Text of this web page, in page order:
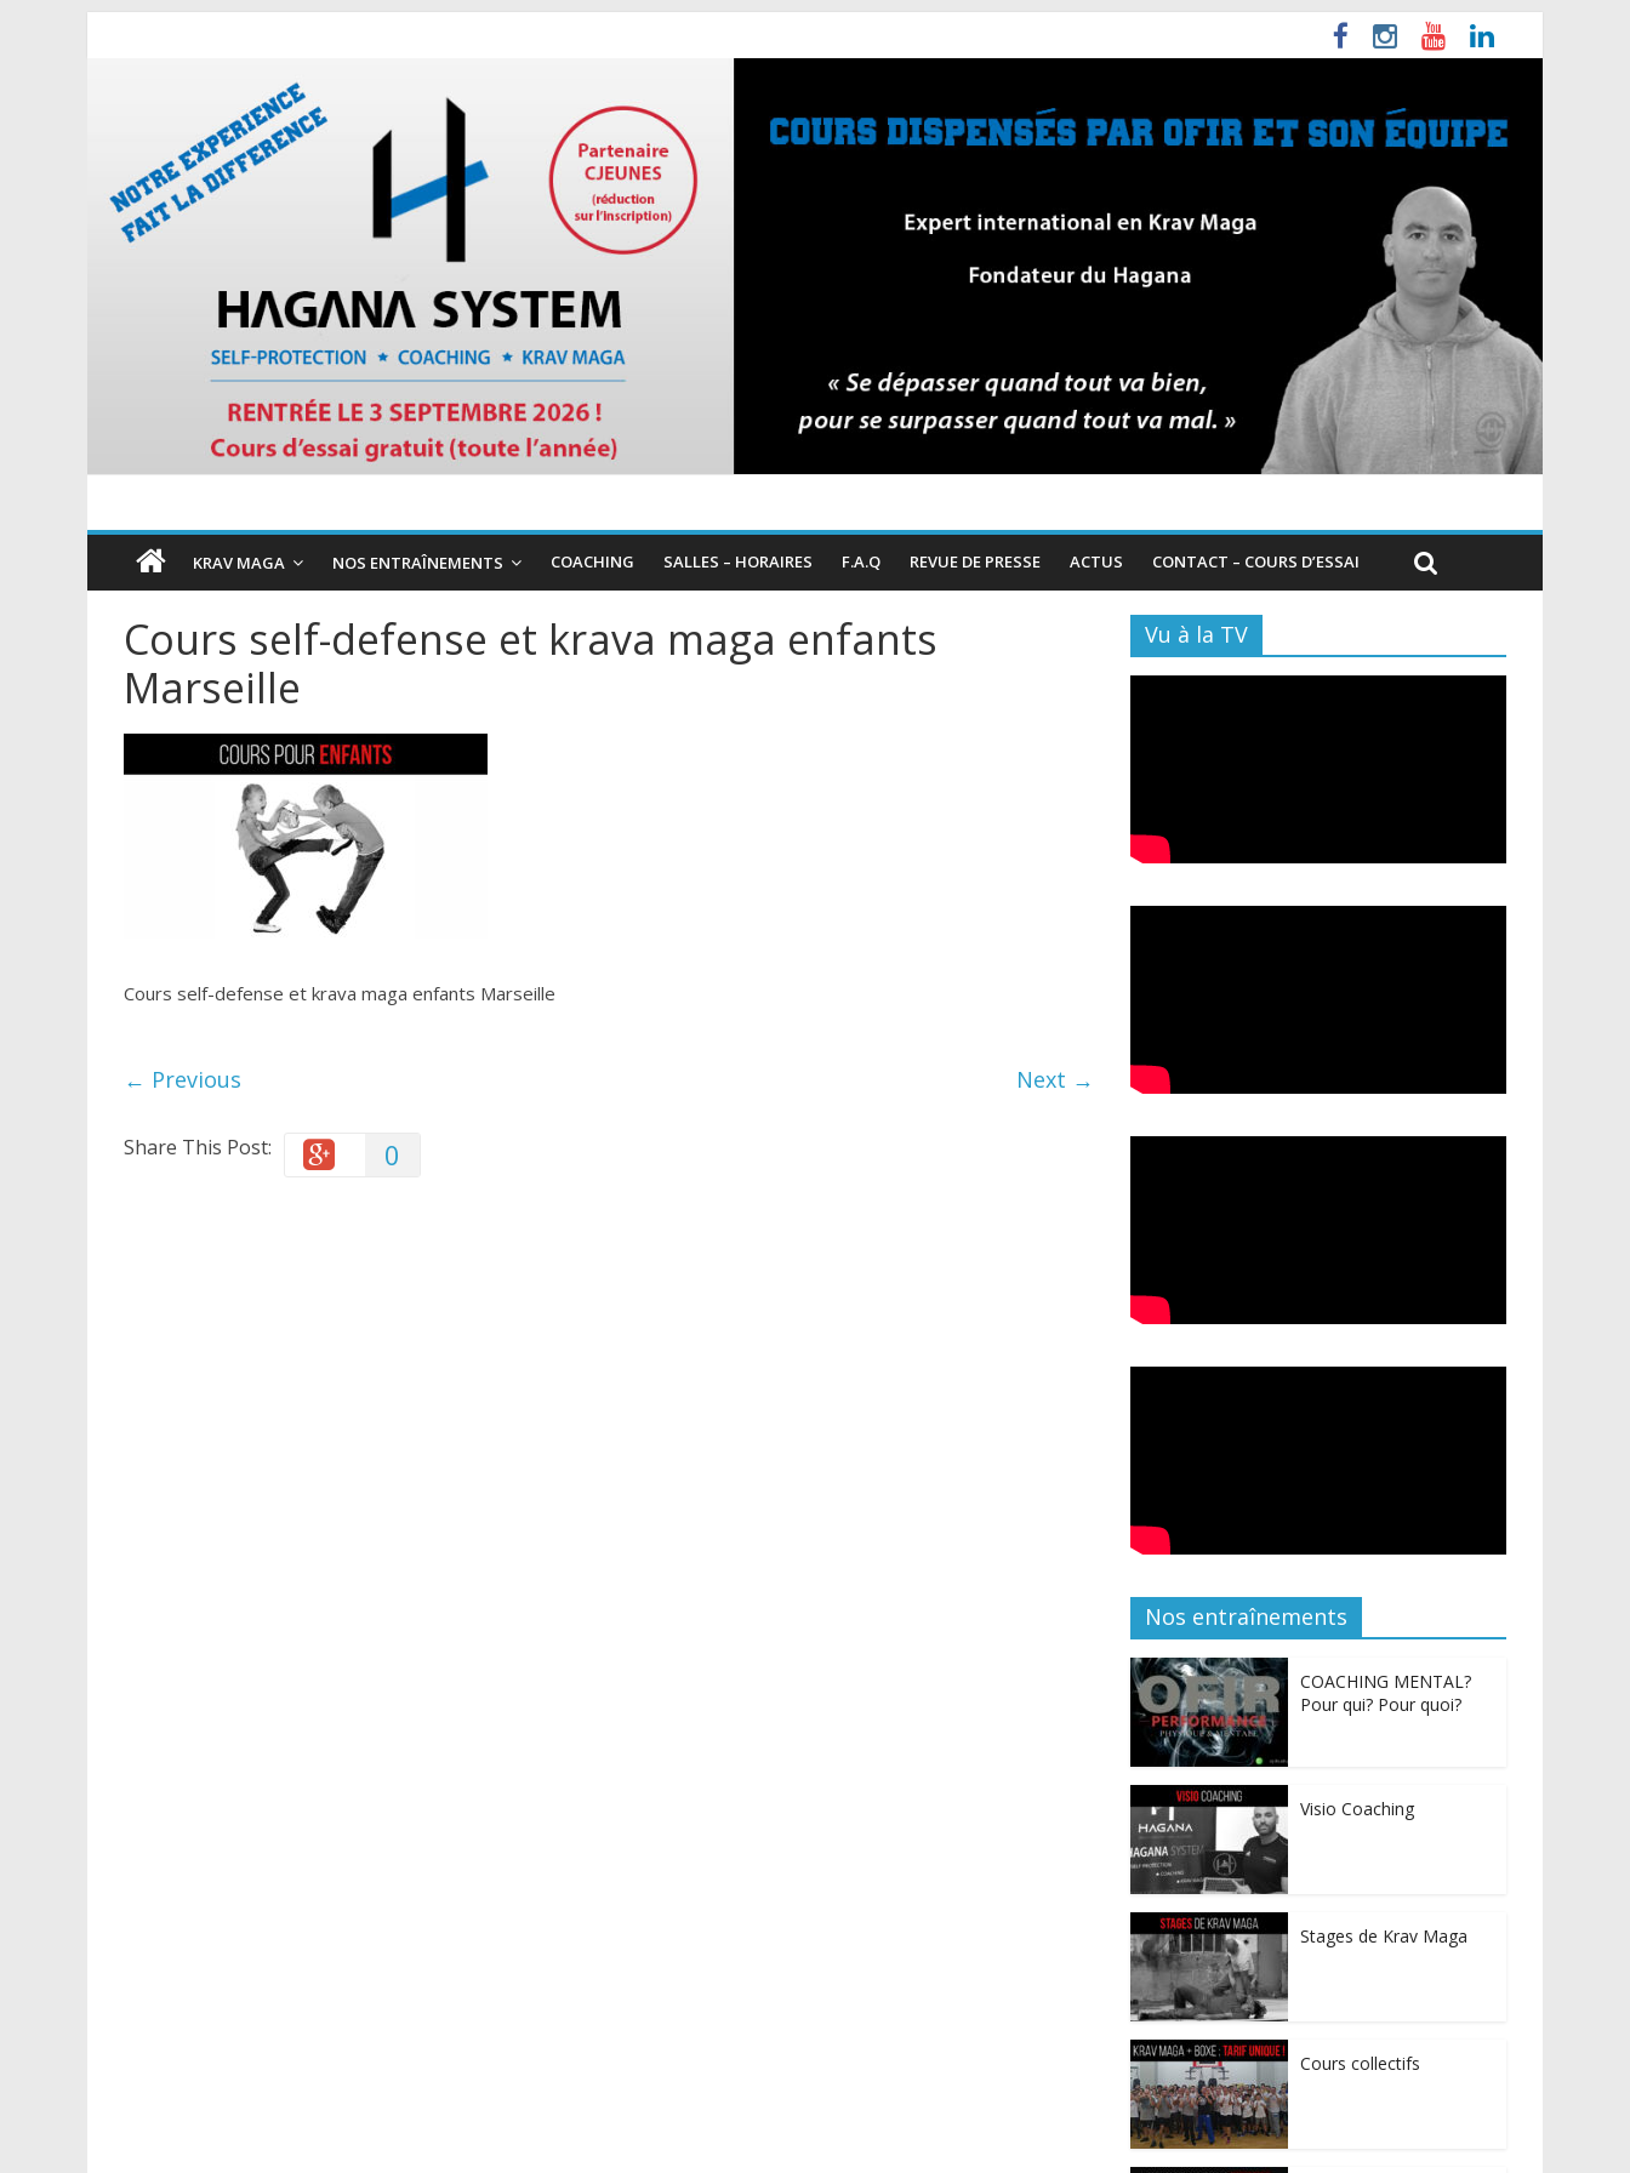
KRAV MAGA NOS ENTRAÎNEMENTS COACHING SALLES – HORAIRES F.A.Q REVUE DE PRESSE ACTUS CONTACT – COURS D’ESSAI
Cours self-defense et krava maga enfants
Marseille
Cours self-defense et krava maga enfants Marseille
← Previous Next →
Share This Post: 0
Vu à la TV
Nos entraînements
COACHING MENTAL?
Pour qui? Pour quoi?
Visio Coaching
Stages de Krav Maga
Cours collectifs